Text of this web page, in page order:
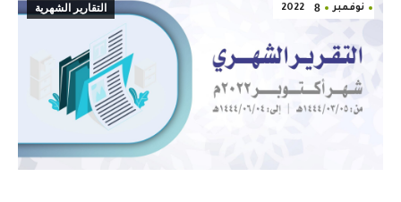
نوفمبر 8
2022 التقارير الشهرية